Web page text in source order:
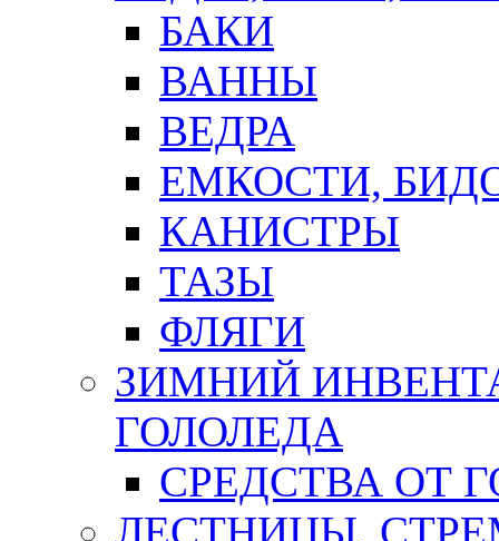
БАКИ
ВАННЫ
ВЕДРА
ЕМКОСТИ,
КАНИСТРЫ
ТАЗЫ
ФЛЯГИ
ЗИМНИЙ
ГОЛОЛЕДА
СРЕДСТВА ОТ